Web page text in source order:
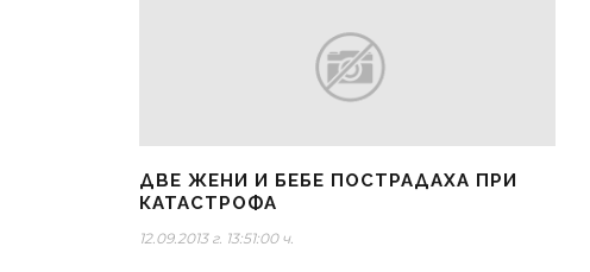
ДВЕ ЖЕНИ И БЕБЕ ПОСТРАДАХА ПРИ
КАТАСТРОФА
12.09.2013 г. 13:51:00 ч.